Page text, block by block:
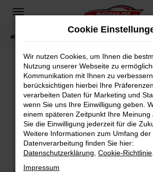
Zum
springen
Fahrzeugsuche
Fehler: Network Error
Beim Laden ist ein Fehler
Hier sind ein paar Tipps, die dir
Überprüfe deine Firewall und
Internetverbindung.
Laden andere Webseiten, zum
Suchmaschine?
Cookie
Wir nutzen Cookies, um Ihnen die
Nutzung unserer Webseite zu
Kommunikation mit Ihnen zu
berücksichtigen hierbei Ihre
verarbeiten Daten für Marketing und
wenn Sie uns Ihre Einwilligung geben.
einem späteren Zeitpunkt Ihre Meinung
Sie die Einwilligung jederzeit für die
Weitere Informationen zum Umfang der
Datenverarbeitung finden Sie hier:
Datenschutzerklärung Cookie-Richtlinie
Impressum